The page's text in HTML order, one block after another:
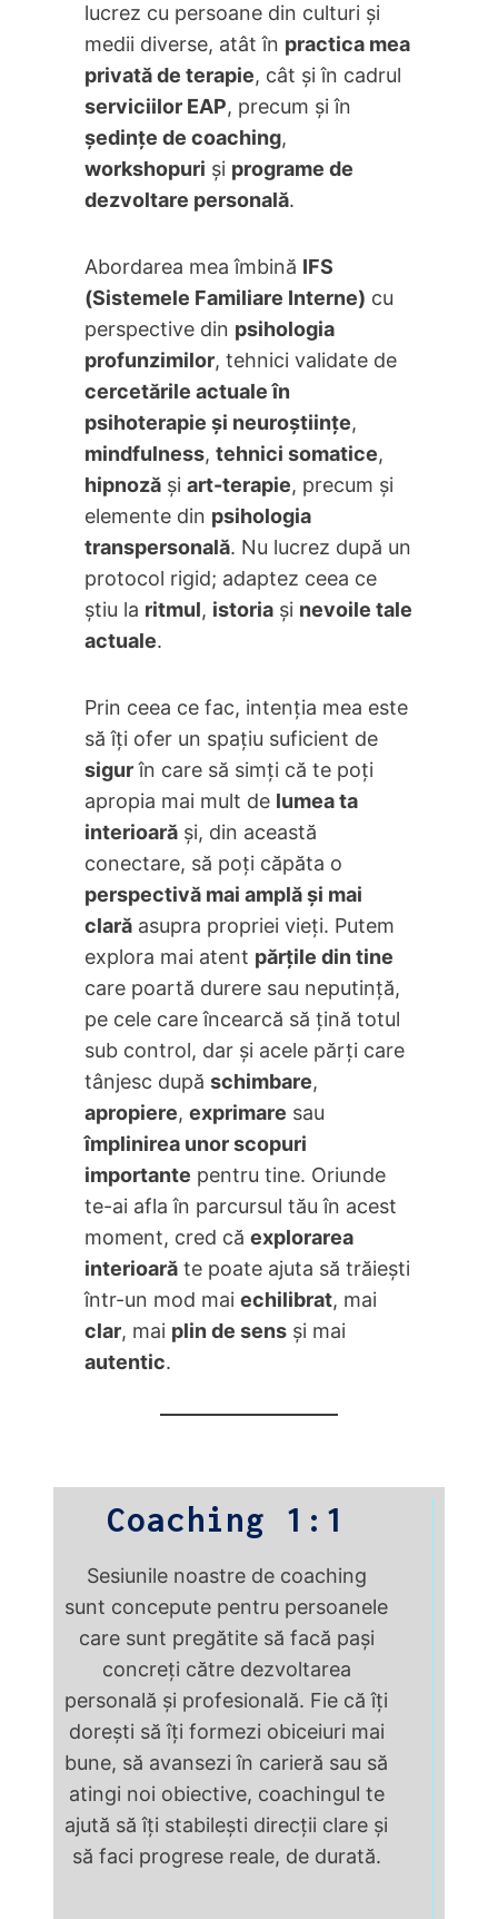
lucrez cu persoane din culturi și
medii diverse, atât în practica mea
privată de terapie, cât și în cadrul
serviciilor EAP, precum și în
ședințe de coaching,
workshopuri și programe de
dezvoltare personală.
Abordarea mea îmbină IFS
(Sistemele Familiare Interne) cu
perspective din psihologia
profunzimilor, tehnici validate de
cercetările actuale în
psihoterapie și neuroștiințe,
mindfulness,tehnici somatice,
hipnoză șiart-terapie, precum și
elemente din psihologia
transpersonală. Nu lucrez după un
protocol rigid; adaptez ceea ce
știu la ritmul, istoria și nevoile tale
actuale.
Prin ceea ce fac, intenția mea este
să îți ofer un spațiu suficient de
sigurîn care să simți că te poți
apropia mai mult de lumea ta
interioară și, din această
conectare, să poți căpăta o
perspectivă mai amplă și mai
clară asupra propriei vieți. Putem
explora mai atent părțile din tine
care poartă durere sau neputință,
pe cele care încearcă să țină totul
sub control, dar și acele părți care
tânjesc dupăschimbare,
apropiere,exprimare sau
împlinirea unor scopuri
importante pentru tine. Oriunde
te-ai afla în parcursul tău în acest
moment, cred căexplorarea
interioară te poate ajuta să trăiești
într-un mod maiechilibrat, mai
clar, mai plin de sens și mai
autentic.
Coaching 1:1
Sesiunile noastre de coaching
sunt concepute pentru persoanele
care sunt pregătite să facă pași
concreți către dezvoltarea
personală și profesională. Fie că îți
dorești să îți formezi obiceiuri mai
bune, să avansezi în carieră sau să
atingi noi obiective, coachingul te
ajută să îți stabilești direcții clare și
să faci progrese reale, de durată.